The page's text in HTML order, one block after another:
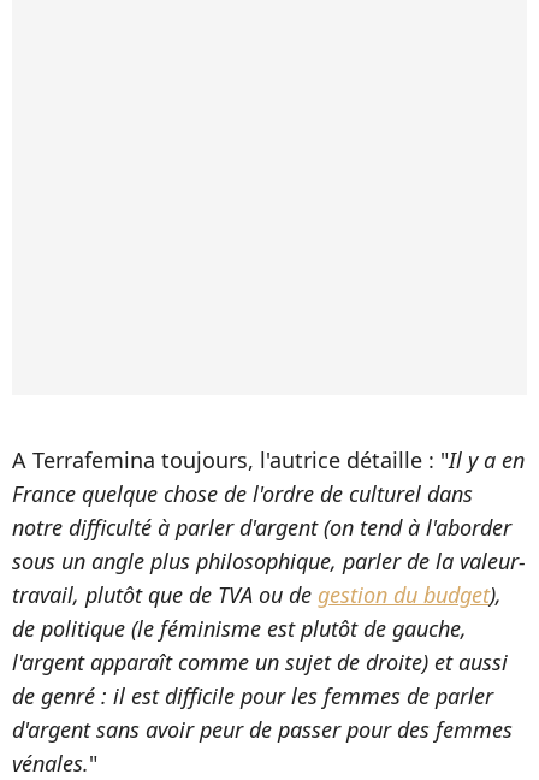
A Terrafemina toujours, l'autrice détaille : "Il y a en
France quelque chose de l'ordre de culturel dans
notre difficulté à parler d'argent (on tend à l'aborder
sous un angle plus philosophique, parler de la valeur-
travail, plutôt que de TVA ou de gestion du budget),
de politique (le féminisme est plutôt de gauche,
l'argent apparaît comme un sujet de droite) et aussi
de genré : il est difficile pour les femmes de parler
d'argent sans avoir peur de passer pour des femmes
vénales."